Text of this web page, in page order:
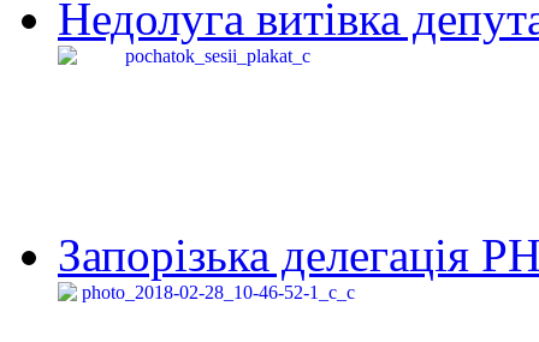
Недолуга витівка
Запорізька делегація